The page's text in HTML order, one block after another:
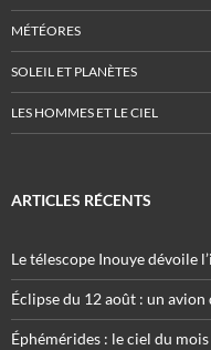
MÉTÉORES
SOLEIL ET PLANÈTES
LES HOMMES ET LE CIEL
ARTICLES RÉCENTS
Le télescope Inouye dévoile
Éclipse du 12 août : un avion
Éphémérides : le ciel du